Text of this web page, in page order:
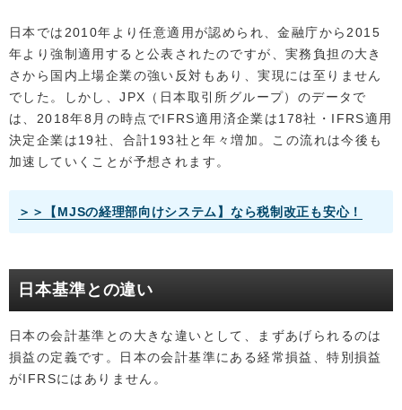
日本では2010年より任意適用が認められ、金融庁から2015
年より強制適用すると公表されたのですが、実務負担の大き
さから国内上場企業の強い反対もあり、実現には至りません
でした。しかし、JPX（日本取引所グループ）のデータで
は、2018年8月の時点でIFRS適用済企業は178社・IFRS適用
決定企業は19社、合計193社と年々増加。この流れは今後も
加速していくことが予想されます。
＞＞【MJSの経理部向けシステム】なら税制改正も安心！
日本基準との違い
日本の会計基準との大きな違いとして、まずあげられるのは
損益の定義です。日本の会計基準にある経常損益、特別損益
がIFRSにはありません。